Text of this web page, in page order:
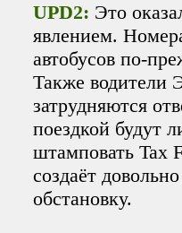
UPD2: Это
явлением.
автобусов по-
Также водители
затрудняются
поездкой будут
штамповать Tax
создаёт
обстановку.